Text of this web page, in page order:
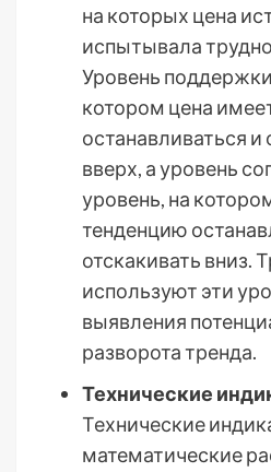
на которых цена
испытывала
Уровень поддержки
котором цена
останавливаться и
вверх, а уровень
уровень, на
тенденцию
отскакивать вниз.
используют эти
выявления
разворота тренда.
Технические
Технические
математические